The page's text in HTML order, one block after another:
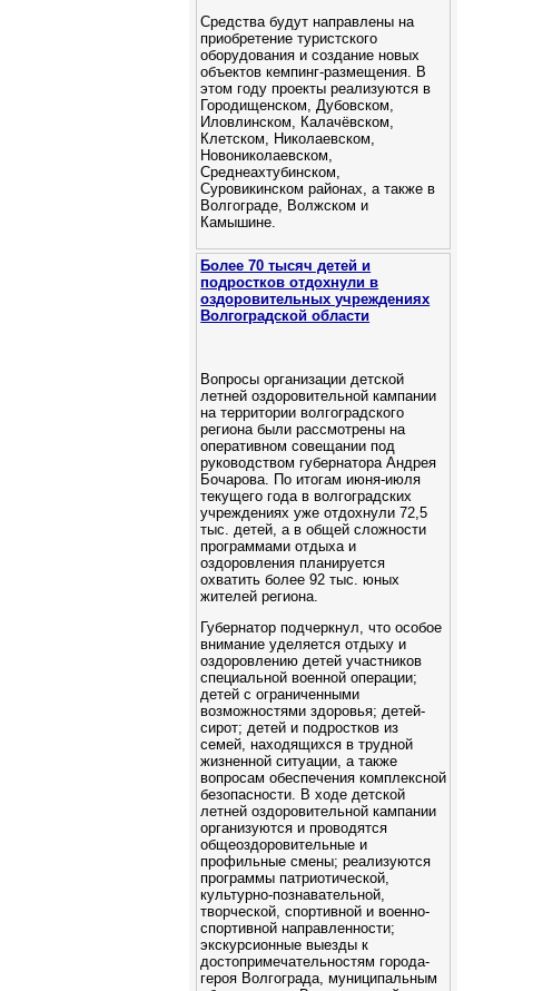
Средства будут направлены на
приобретение туристского
оборудования и создание новых
объектов кемпинг‑размещения. В
этом году проекты реализуются в
Городищенском, Дубовском,
Иловлинском, Калачёвском,
Клетском, Николаевском,
Новониколаевском,
Среднеахтубинском,
Суровикинском районах, а также в
Волгограде, Волжском и
Камышине.
Более 70 тысяч детей и
подростков отдохнули в
оздоровительных учреждениях
Волгоградской области
Вопросы организации детской
летней оздоровительной кампании
на территории волгоградского
региона были рассмотрены на
оперативном совещании под
руководством губернатора Андрея
Бочарова. По итогам июня-июля
текущего года в волгоградских
учреждениях уже отдохнули 72,5
тыс. детей, а в общей сложности
программами отдыха и
оздоровления планируется
охватить более 92 тыс. юных
жителей региона.
Губернатор подчеркнул, что особое
внимание уделяется отдыху и
оздоровлению детей участников
специальной военной операции;
детей с ограниченными
возможностями здоровья; детей-
сирот; детей и подростков из
семей, находящихся в трудной
жизненной ситуации, а также
вопросам обеспечения комплексной
безопасности. В ходе детской
летней оздоровительной кампании
организуются и проводятся
общеоздоровительные и
профильные смены; реализуются
программы патриотической,
культурно-познавательной,
творческой, спортивной и военно-
спортивной направленности;
экскурсионные выезды к
достопримечательностям города-
героя Волгограда, муниципальным